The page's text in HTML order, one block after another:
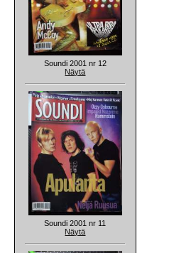
Soundi 2001 nr 12
Näytä
Soundi 2001 nr 11
Näytä